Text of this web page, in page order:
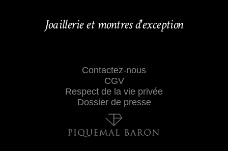
Joaillerie et montres d'exception
Contactez-nous
CGV
Respect de la vie privée
Dossier de presse